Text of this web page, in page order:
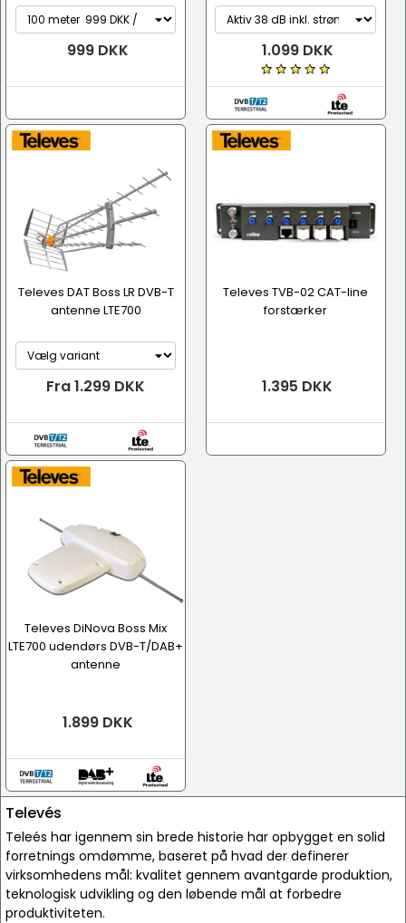
999 DKK 1.099 DKK
Televes DAT Boss LR DVB-T
antenne LTE700
Fra 1.299 DKK
Televes TVB-02 CAT-line
forstærker
1.395 DKK
Televes DiNova Boss Mix
LTE700 udendørs DVB-T/DAB+
antenne
1.899 DKK
Televés
Teleés har igennem sin brede historie har opbygget en solid
forretnings omdømme, baseret på hvad der definerer
virksomhedens mål: kvalitet gennem avantgarde produktion,
teknologisk udvikling og den løbende mål at forbedre
produktiviteten.